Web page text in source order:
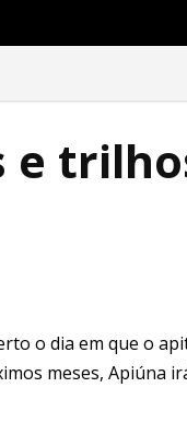
e
o dia em que o
meses, Apiúna